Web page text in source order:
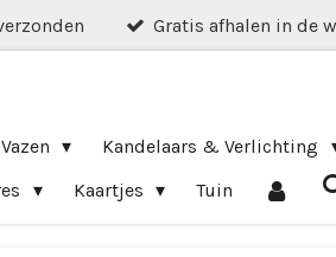
Gratis afhalen in de
Kandelaars & Verlichting
Kaartjes Tuin